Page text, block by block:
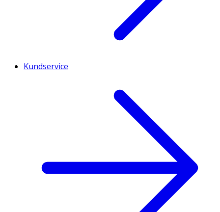
Kundservice